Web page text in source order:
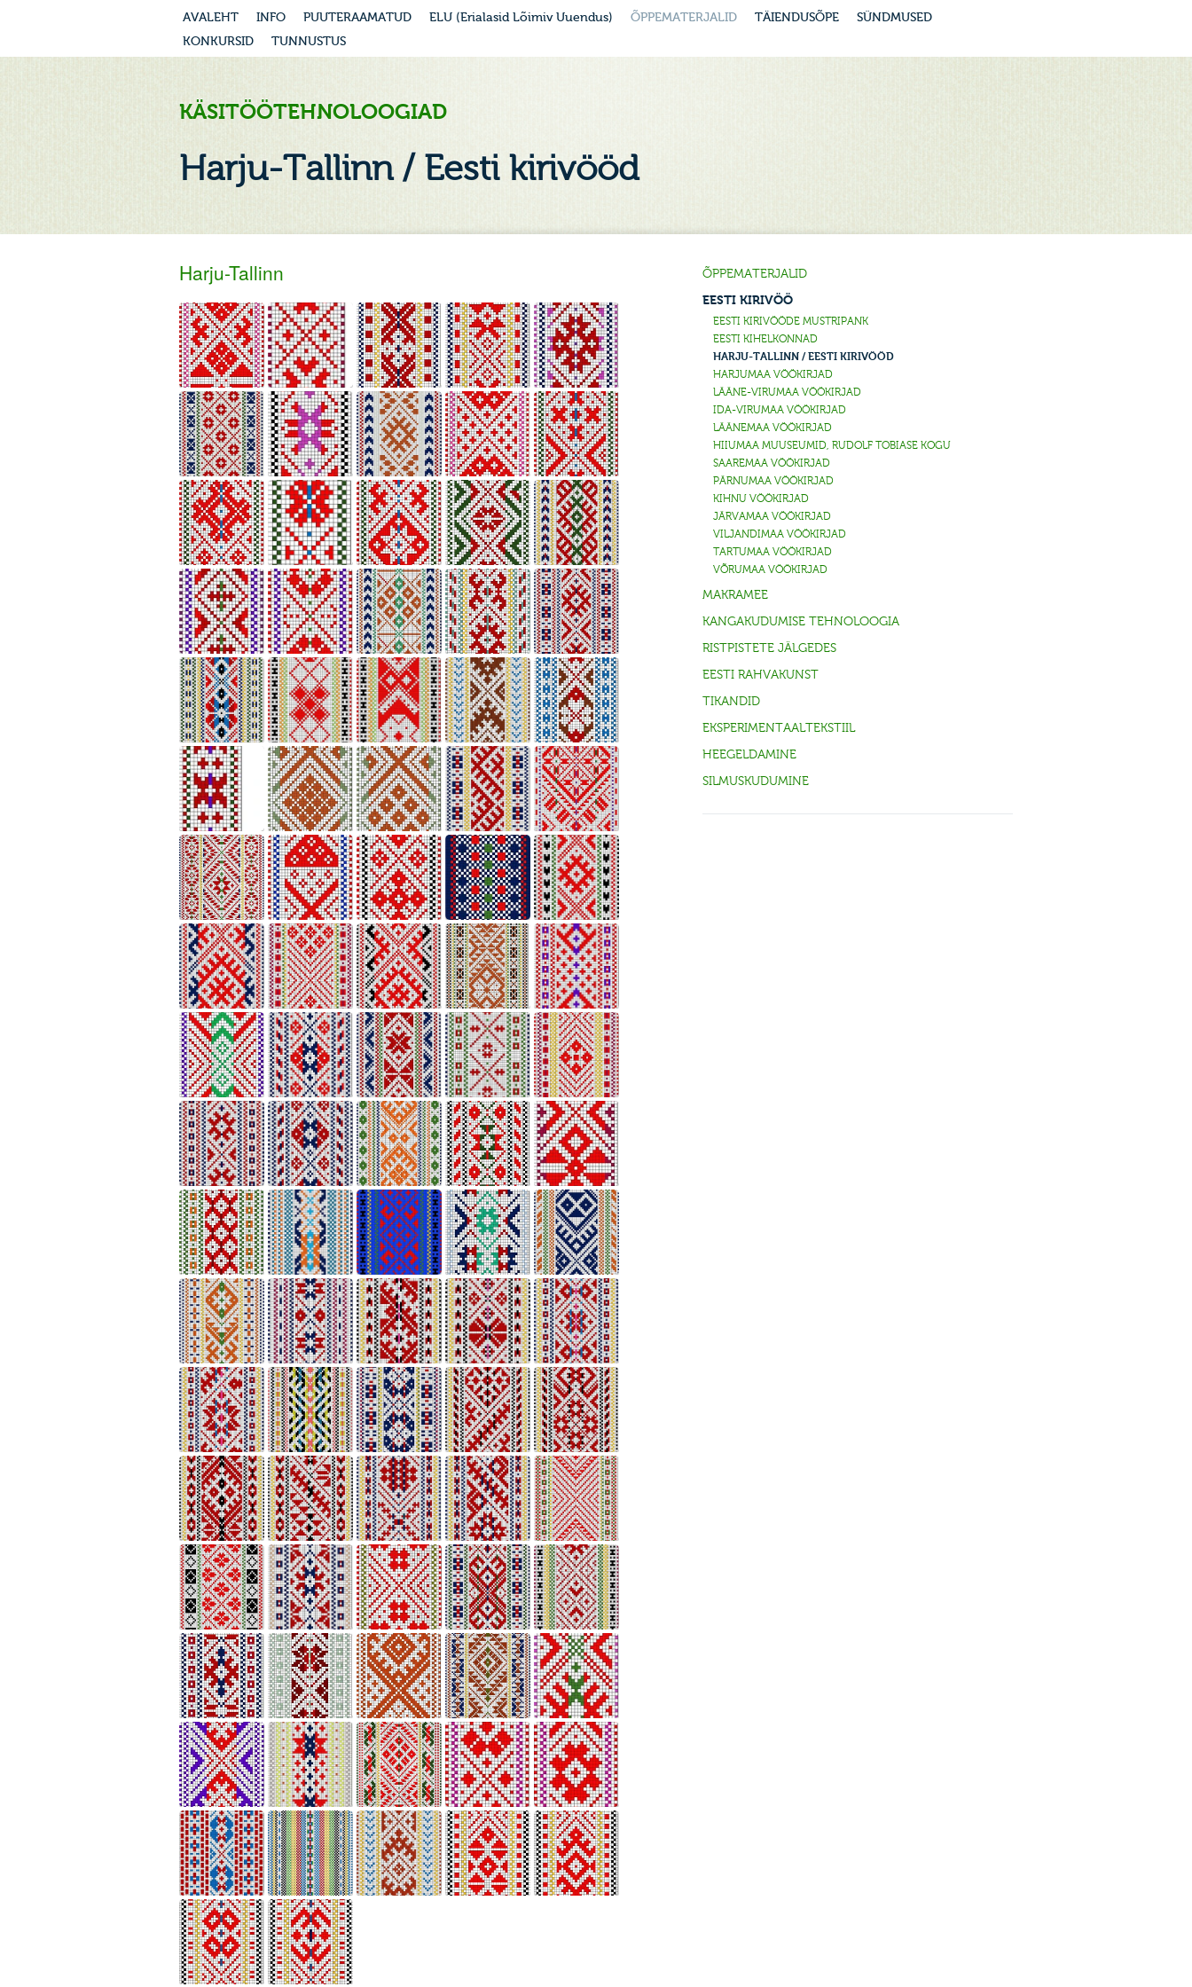
AVALEHT INFO PUUTERAAMATUD ELU (Erialasid Lõimiv Uuendus) ÕPPEMATERJALID TÄIENDUSÕPE
SÜNDMUSED
KONKURSID
TUNNUSTUS
KÄSITÖÖTEHNOLOOGIAD
Harju-Tallinn / Eesti kirivööd
Harju-Tallinn
ÕPPEMATERJALID
EESTI KIRIVÖÖ
EESTI KIRIVÖÖDE MUSTRIPANK
EESTI KIHELKONNAD
HARJU-TALLINN / EESTI KIRIVÖÖD
HARJUMAA VÖÖKIRJAD
LÄÄNE-VIRUMAA VÖÖKIRJAD
IDA-VIRUMAA VÖÖKIRJAD
LÄÄNEMAA VÖÖKIRJAD
HIIUMAA MUUSEUMID, RUDOLF TOBIASE KOGU
SAAREMAA VÖÖKIRJAD
PÄRNUMAA VÖÖKIRJAD
KIHNU VÖÖKIRJAD
JÄRVAMAA VÖÖKIRJAD
VILJANDIMAA VÖÖKIRJAD
TARTUMAA VÖÖKIRJAD
VÕRUMAA VÖÖKIRJAD
MAKRAMEE
KANGAKUDUMISE TEHNOLOOGIA
RISTPISTETE JÄLGEDES
EESTI RAHVAKUNST
TIKANDID
EKSPERIMENTAALTEKSTIIL
HEEGELDAMINE
SILMUSKUDUMINE